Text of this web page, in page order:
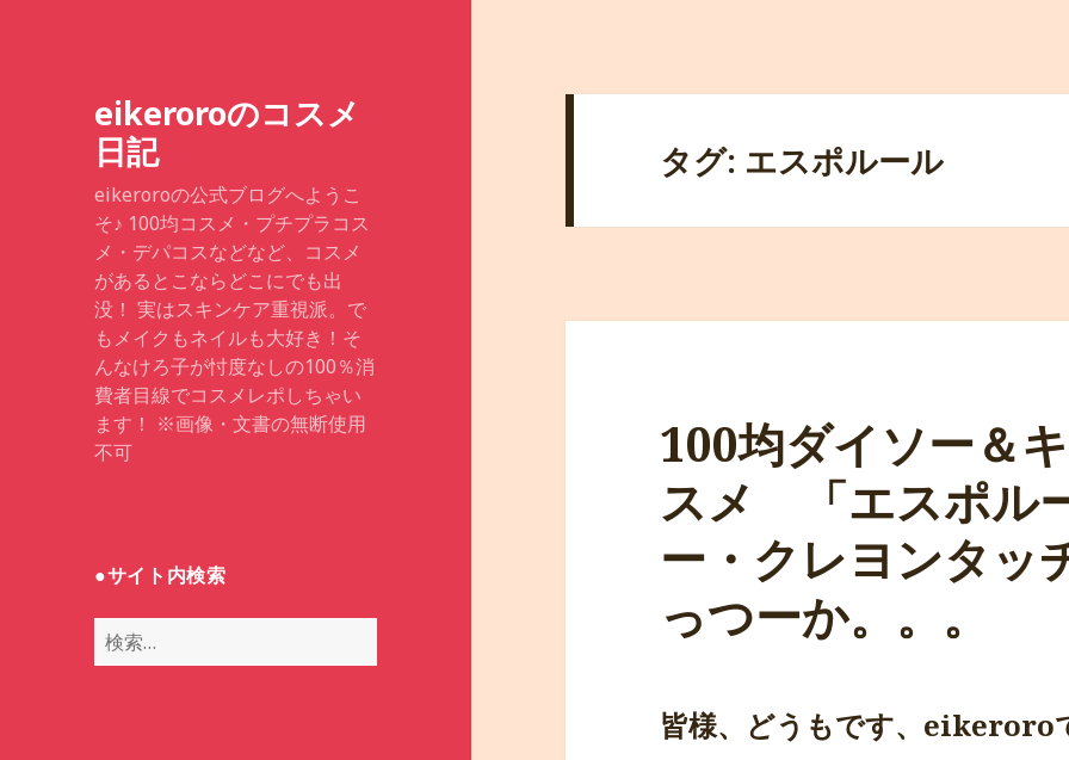
eikeroroのコスメ
日記
eikeroroの公式ブログへようこ
そ♪ 100均コスメ・プチプラコス
メ・デパコスなどなど、コスメ
があるとこならどこにでも出
没！ 実はスキンケア重視派。で
もメイクもネイルも大好き！そ
んなけろ子が忖度なしの100％消
費者目線でコスメレポしちゃい
ます！ ※画像・文書の無断使用
不可
●サイト内検索
検
索
タグ: エスポルール
100均ダイソー＆
スメ 「エスポル
ー・クレヨンタッ
っつーか。。。
皆様、どうもです、eikeroro